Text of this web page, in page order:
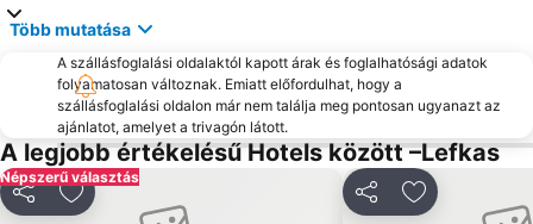
Több mutatása
A szállásfoglalási oldalaktól kapott árak és foglalhatósági adatok
folyamatosan változnak. Emiatt előfordulhat, hogy a
szállásfoglalási oldalon már nem találja meg pontosan ugyanazt az
ajánlatot, amelyet a trivagón látott.
A legjobb értékelésű Hotels között –Lefkas
Népszerű választás
MegosztásHozzáadás a kedvencekhez MegosztásHozzáadás